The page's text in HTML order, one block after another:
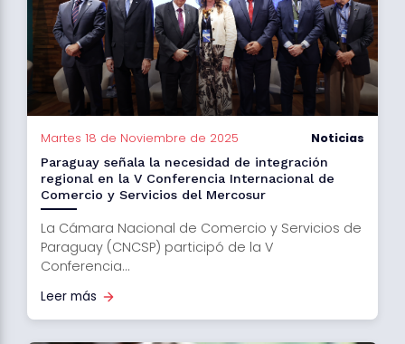
Martes 18 de Noviembre de 2025 Noticias
Paraguay señala la necesidad de integración
regional en la V Conferencia Internacional de
Comercio y Servicios del Mercosur
La Cámara Nacional de Comercio y Servicios de
Paraguay (CNCSP) participó de la V
Conferencia...
Leer más